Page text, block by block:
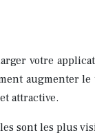
votre
augmenter
attractive.
sont les plus